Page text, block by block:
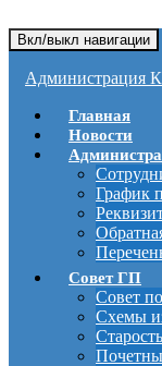
Вкл/выкл навигации
Администрация
Главная
Новости
График
Совет ГП
Совет
Схемы